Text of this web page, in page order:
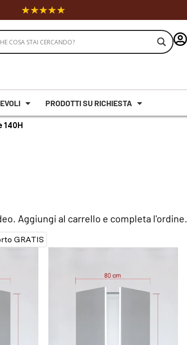
PRODOTTI SU RICHIESTA
140H
Aggiungi al carrello e completa l'ordine.
GRATIS